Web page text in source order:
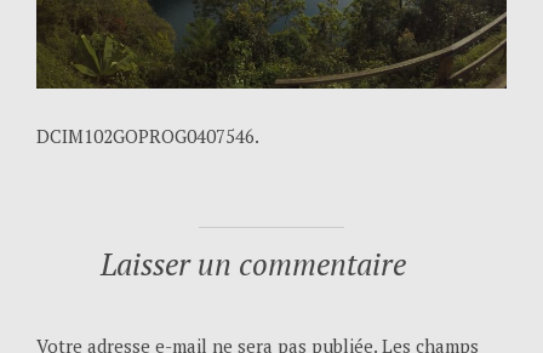
DCIM102GOPROG0407546.
Laisser un commentaire
Votre adresse e-mail ne sera pas publiée. Les champs